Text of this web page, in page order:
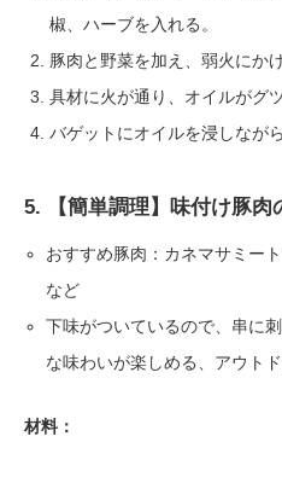
椒、ハーブを入れる。
豚肉と野菜を加え、弱火にかけ
具材に火が通り、オイルがグ
バゲットにオイルを浸しなが
5. 【簡単調理】味付け豚肉
おすすめ豚肉：カネマサミー
など
下味がついているので、串に
な味わいが楽しめる、アウト
材料：